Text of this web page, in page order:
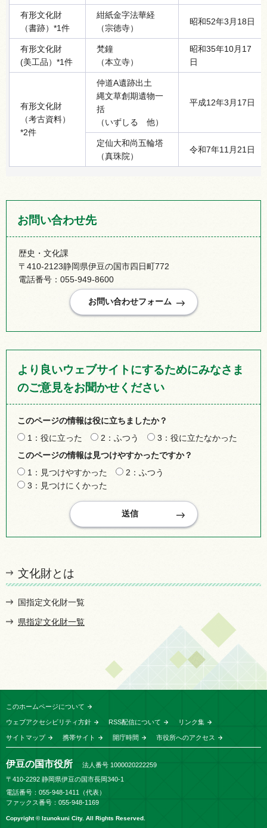
有形文化財
（書跡）*1件
紺紙金字法華経
（宗徳寺）
昭和52年3月18日
有形文化財
(美工品）*1件
梵鐘
（本立寺）
昭和35年10月17
日
有形文化財
（考古資料）
*2件
仲道A遺跡出土
縄文草創期遺物一
括
（いずしる 他）
平成12年3月17日
定仙大和尚五輪塔
（真珠院）
令和7年11月21日
お問い合わせ先
歴史・文化課
〒410-2123静岡県伊豆の国市四日町772
電話番号：055-949-8600
より良いウェブサイトにするためにみなさま
のご意見をお聞かせください
このページの情報は役に立ちましたか？
1：役に立った
2：ふつう
3：役に立たなかった
このページの情報は見つけやすかったですか？
1：見つけやすかった
2：ふつう
3：見つけにくかった
文化財とは
国指定文化財一覧
県指定文化財一覧
このホームページについて
ウェブアクセシビリティ方針 RSS配信について リンク集
サイトマップ 携帯サイト 開庁時間 市役所へのアクセス
伊豆の国市役所
法人番号 1000020222259
〒410-2292 静岡県伊豆の国市長岡340-1
電話番号：055-948-1411（代表）
ファックス番号：055-948-1169
Copyright © Izunokuni City. All Rights Reserved.